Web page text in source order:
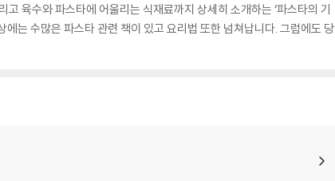
육수와 파스타에 어울리는 식재료까지 상세히 소개하는 ‘파스타의 기
는 수많은 파스타 관련 책이 있고 요리법 또한 넘쳐납니다. 그럼에도 당